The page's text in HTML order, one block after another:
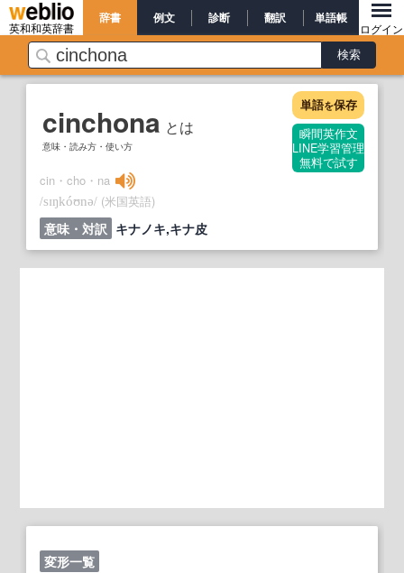
英和和英辞書
辞書 例文 診断 翻訳 単語帳
ログイン
cinchona とは
意味・読み方・使い方
単語を保存
瞬間英作文
LINE学習管理
無料で試す
cin・cho・na
/sɪŋkóʊnə/ (米国英語)
意味・対訳 キナノキ,キナ皮
変形一覧